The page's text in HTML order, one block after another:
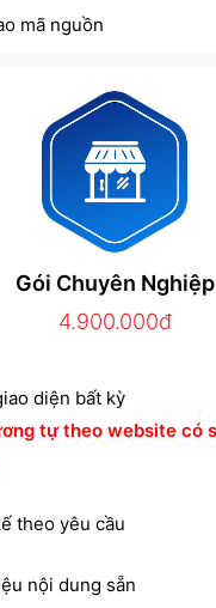
mã nguồn
Gói Chuyên Nghiệp
4.900.000đ
diện bất kỳ
tự theo website có
theo yêu cầu
nội dung sẵn